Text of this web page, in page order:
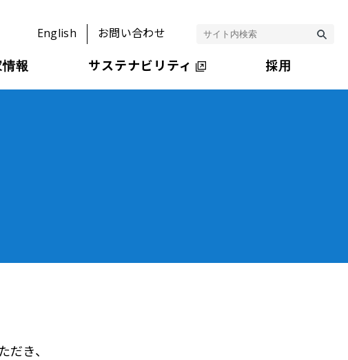
English お問い合わせ
報 サステナビリティ 採用
き、